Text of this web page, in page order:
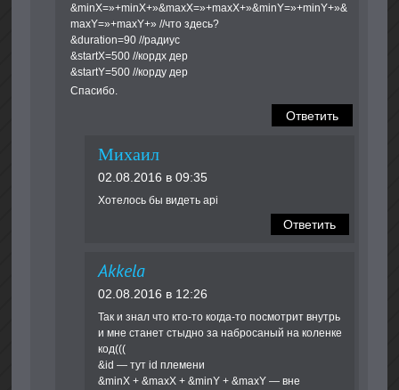
&minX=»+minX+»&maxX=»+maxX+»&minY=»+minY+»&
maxY=»+maxY+» //что здесь?
&duration=90 //радиус
&startX=500 //кордх дер
&startY=500 //кордy дер
Спасибо.
Ответить
Михаил
02.08.2016 в 09:35
Хотелось бы видеть api
Ответить
Akkela
02.08.2016 в 12:26
Так и знал что кто-то когда-то посмотрит внутрь
и мне станет стыдно за набросаный на коленке
код(((
&id — тут id племени
&minX + &maxX + &minY + &maxY — вне